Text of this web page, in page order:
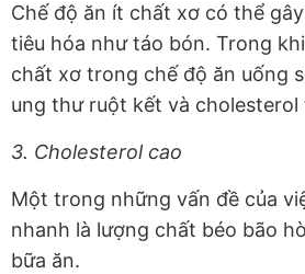
Chế độ ăn ít chất xơ có thể
tiêu hóa như táo bón. Trong
chất xơ trong chế độ ăn uống
ung thư ruột kết và cholesterol
3. Cholesterol cao
Một trong những vấn đề của
nhanh là lượng chất béo bão
bữa ăn.